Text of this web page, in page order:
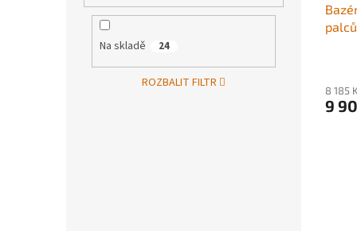
Na skladě 24
ROZBALIT FILTR
proti
8 185
9